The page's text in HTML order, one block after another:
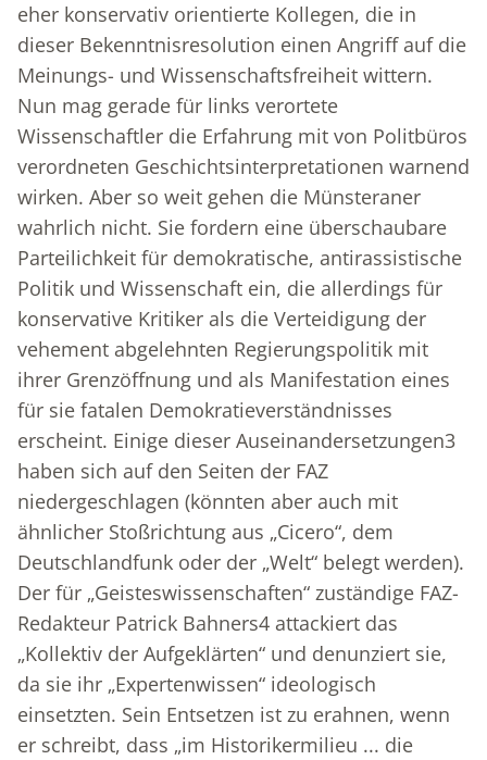
eher konservativ orientierte Kollegen, die in
dieser Bekenntnisresolution einen Angriff auf die
Meinungs- und Wissenschaftsfreiheit wittern.
Nun mag gerade für links verortete
Wissenschaftler die Erfahrung mit von Politbüros
verordneten Geschichtsinterpretationen warnend
wirken. Aber so weit gehen die Münsteraner
wahrlich nicht. Sie fordern eine überschaubare
Parteilichkeit für demokratische, antirassistische
Politik und Wissenschaft ein, die allerdings für
konservative Kritiker als die Verteidigung der
vehement abgelehnten Regierungspolitik mit
ihrer Grenzöffnung und als Manifestation eines
für sie fatalen Demokratieverständnisses
erscheint. Einige dieser Auseinandersetzungen3
haben sich auf den Seiten der FAZ
niedergeschlagen (könnten aber auch mit
ähnlicher Stoßrichtung aus „Cicero“, dem
Deutschlandfunk oder der „Welt“ belegt werden).
Der für „Geisteswissenschaften“ zuständige FAZ-
Redakteur Patrick Bahners4 attackiert das
„Kollektiv der Aufgeklärten“ und denunziert sie,
da sie ihr „Expertenwissen“ ideologisch
einsetzten. Sein Entsetzen ist zu erahnen, wenn
er schreibt, dass „im Historikermilieu ... die